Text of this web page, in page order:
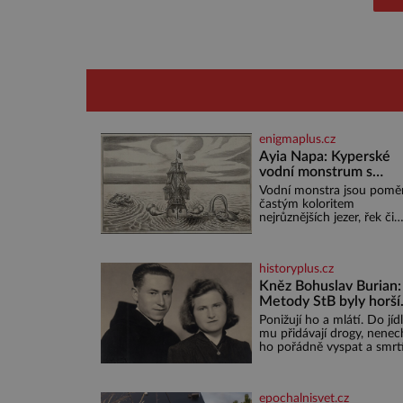
enigmaplus.cz
Ayia Napa: Kyperské
vodní monstrum s
mírumilovnou
Vodní monstra jsou
častým koloritem
nejrůznějších jezer, řek či
k němu pozornost
nakloněných turi
historyplus.cz
Kněz Bohuslav Burian:
Metody StB byly horší
než gestapácké
Ponižují ho a mlátí. Do
mu přidávají drogy,
ho pořádně vyspat a
epochalnisvet.cz